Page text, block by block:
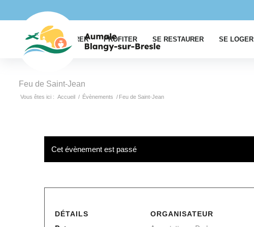
EXPLORER PROFITER SE RESTAURER SE LOGER
Feu de Saint-Jean
Vous êtes ici : Accueil / Évènements / Feu de Saint-Jean
Cet évènement est passé
DÉTAILS ORGANISATEUR